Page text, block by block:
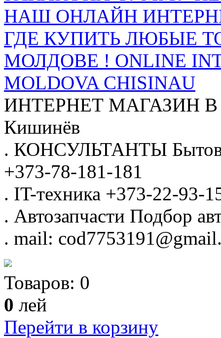
НАШ ОНЛАЙН
ГДЕ КУПИТЬ ЛЮБЫЕ
МОЛДОВЕ ! ONLINE
MOLDOVA CHISINAU
ИНТЕРНЕТ МАГАЗИН
Кишинёв
. КОНСУЛЬТАНТЫ
+373-78-181-181
. IT-техника +373-22-93-
. Автозапчасти Подбор
. mail:
Товаров: 0
0 лей
Перейти в корзину